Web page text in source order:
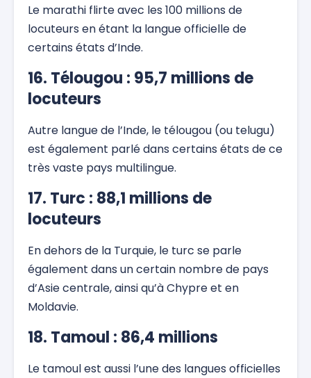
Le marathi flirte avec les 100 millions de
locuteurs en étant la langue officielle de
certains états d’Inde.
16. Télougou : 95,7 millions de
locuteurs
Autre langue de l’Inde, le télougou (ou telugu)
est également parlé dans certains états de ce
très vaste pays multilingue.
17. Turc : 88,1 millions de
locuteurs
En dehors de la Turquie, le turc se parle
également dans un certain nombre de pays
d’Asie centrale, ainsi qu’à Chypre et en
Moldavie.
18. Tamoul : 86,4 millions
Le tamoul est aussi l’une des langues officielles